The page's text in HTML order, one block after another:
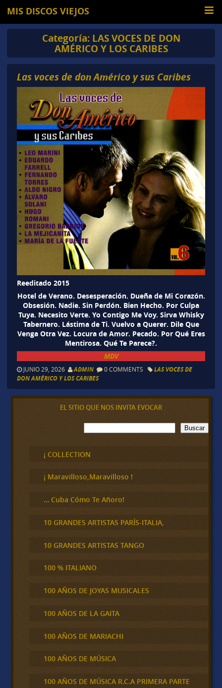
MIS DISCOS VIEJOS
Categoría: LAS VOCES DE DON
AMÉRICO Y LOS CARIBES
Las voces de don Américo y sus Caribes
Reeditado 2015
Hotel de Verano. Desesperación. Dueña de Mi Corazón.
Obsesión. Nadie. Sin Perdón. Bien Hecho. Por Culpa
Tuya. Necesito Verte. Yo Contigo Me Voy. Sirva Whisky
Tabernero. Lástima de Ti. Vuelvo a Querer. Dile Que
Venga Otra Vez. Locura de Amor. Pecado. Por Qué Eres
Mentirosa. Qué Te Parece?.
MDV
JUNIO 29, 2026 ADMIN 0 COMMENTS
LAS VOCES DE
DON AMÉRICO Y LOS CARIBES
EL SITIO QUE NOS INVITA EVOCAR
B
u
c
a
Buscar
¡ COLLECTION
¡ Maravilloso,Maravilloso !
… Cuba Cómo Te Añoro!
10 GRANDES ARTISTAS PARÍS-ITALIA,
10 GRANDES ARTISTAS TANGO
100 % ITALIANO
100 AÑOS DE JOYAS MUSICALES
100 AÑOS DE LA GAITA
100 AÑOS DE MARIACHI
100 AÑOS DE MÚSICA
100 AÑOS DE MÚSICA R.C.A PRIMERA PARTE